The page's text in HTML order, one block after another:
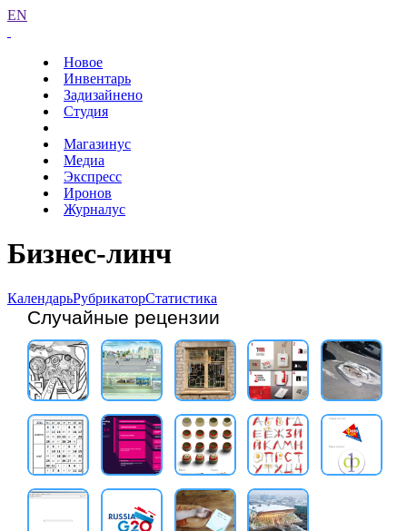
EN
Новое
Инвентарь
Задизайнено
Студия
Магазинус
Медиа
Экспресс
Иронов
Журналус
Бизнес-линч
КалендарьРубрикаторСтатистика
Случайные рецензии